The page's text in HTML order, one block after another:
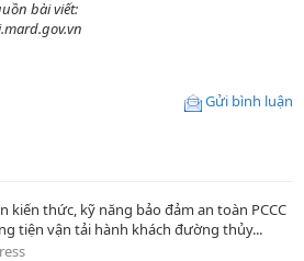
bài viết:
Gửi bình luận
kiến thức, kỹ năng bảo đảm an toàn PCCC
tiện vận tải hành khách đường thủy...